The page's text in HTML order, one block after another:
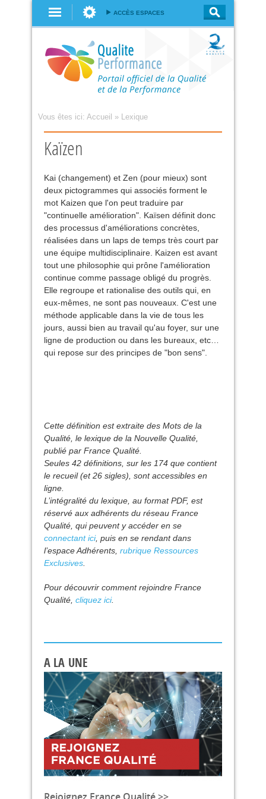
ACCÈS ESPACES
Vous êtes ici: Accueil » Lexique
Kaïzen
Kai (changement) et Zen (pour mieux) sont
deux pictogrammes qui associés forment le
mot Kaizen que l'on peut traduire par
"continuelle amélioration". Kaïsen définit donc
des processus d'améliorations concrètes,
réalisées dans un laps de temps très court par
une équipe multidisciplinaire. Kaizen est avant
tout une philosophie qui prône l'amélioration
continue comme passage obligé du progrès.
Elle regroupe et rationalise des outils qui, en
eux-mêmes, ne sont pas nouveaux. C'est une
méthode applicable dans la vie de tous les
jours, aussi bien au travail qu'au foyer, sur une
ligne de production ou dans les bureaux, etc…
qui repose sur des principes de "bon sens".
Cette définition est extraite des Mots de la
Qualité, le lexique de la Nouvelle Qualité,
publié par France Qualité.
Seules 42 définitions, sur les 174 que contient
le recueil (et 26 sigles), sont accessibles en
ligne.
L’intégralité du lexique, au formatPDF, est
réservé aux adhérents du réseau France
Qualité, qui peuvent y accéder en se
connectant ici, puis en se rendant dans
l’espace Adhérents, rubrique Ressources
Exclusives
Pour découvrir comment rejoindre France
Qualité, cliquez ici.
A LA UNE